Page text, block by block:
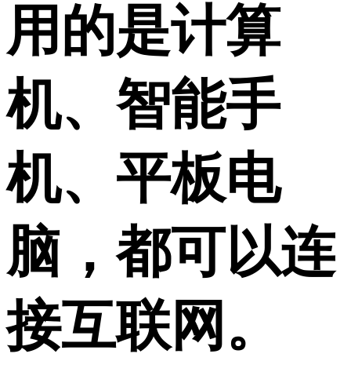
用的是计算
机、智能手
机、平板电
脑，都可以连
接互联网。